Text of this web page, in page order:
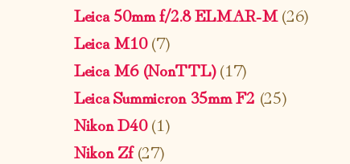
Leica 50mm f/2.8 ELMAR-M(26)
Leica M10(7)
Leica M6 (NonTTL)(17)
Leica Summicron 35mm F2 (25)
Nikon D40(1)
Nikon Zf(27)